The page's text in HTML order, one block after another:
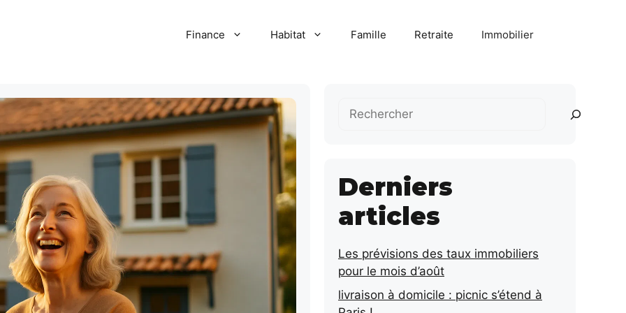
Finance Habitat Famille Retraite Immobilier
Rechercher
Derniers
articles
Les prévisions des taux immobiliers
pour le mois d’août
livraison à domicile : picnic s’étend à